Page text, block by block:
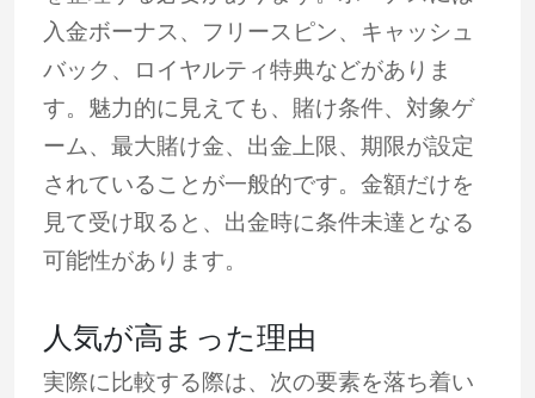
入金ボーナス、フリースピン、キャッシュ
バック、ロイヤルティ特典などがありま
す。魅力的に見えても、賭け条件、対象ゲ
ーム、最大賭け金、出金上限、期限が設定
されていることが一般的です。金額だけを
見て受け取ると、出金時に条件未達となる
可能性があります。
人気が高まった理由
実際に比較する際は、次の要素を落ち着い